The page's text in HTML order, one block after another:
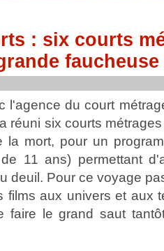
: six courts
faucheuse
l'agence du court
réuni six courts
la mort, pour un
11 ans) permettant
deuil. Pour ce voyage
films aux univers et aux
faire le grand saut